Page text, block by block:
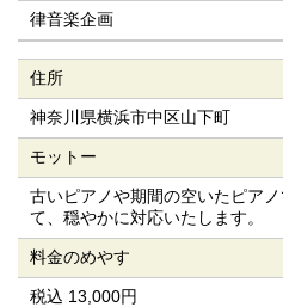
律音楽企画
住所
神奈川県横浜市中区山下町
モットー
古いピアノや期間の空いたピア
て、穏やかに対応いたします。
料金のめやす
税込 13,000円